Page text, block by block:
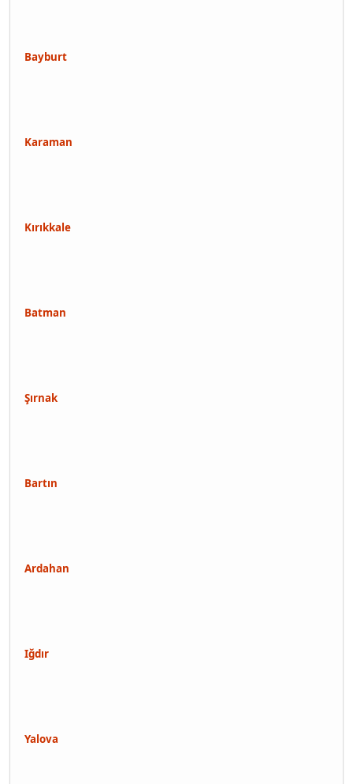
Bayburt
Karaman
Kırıkkale
Batman
Şırnak
Bartın
Ardahan
Iğdır
Yalova